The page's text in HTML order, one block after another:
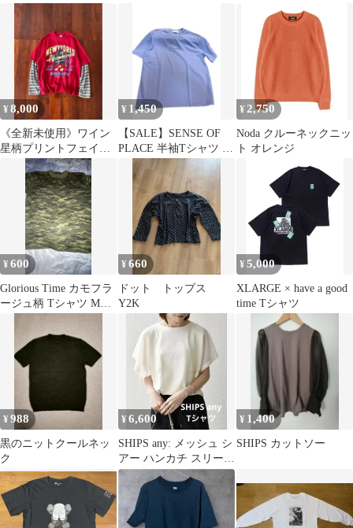
¥8,000
《全新未使用》ワイン
星柄プリントフェイク
レイヤード長袖Tシャ
¥ 1,450
【SALE】SENSE OF
PLACE 半袖Tシャツ ラ
イトパープル
¥ 2,750
Noda クルーネックニッ
ト オレンジ
¥600
Glorious Time カモフラ
ージュ柄 Tシャツ Mサ
¥660
ドット トップス
Y2K
¥5,000
XLARGE × have a good
time Tシャツ
¥988
黒のニットクールネッ
ク
¥6,600
SHIPS any: メッシュ シ
アー ハンカチ スリーブ
ドッキング TEE
¥ 1,400
SHIPS カットソー